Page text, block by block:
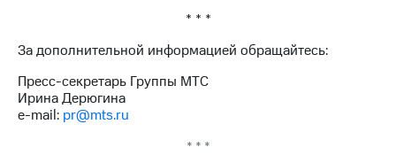
кабинет
акционера
Акционерный
капитал
Контроль
* * *
За дополнительной информацией обращайтесь:
Пресс-секретарь Группы МТС
Ирина Дерюгина
e-mail: pr@mts.ru
* * *